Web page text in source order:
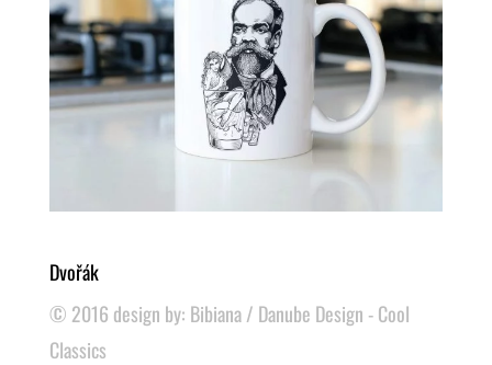
Dvořák
© 2016 design by: Bibiana / Danube Design - Cool
Classics